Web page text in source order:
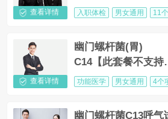
查看详情 入职体检 男女通用 11
查看详情
幽门螺杆菌(胃)
C14【此套餐不支持
独预约】
功能医学 男女通用 4个
幽门螺杆菌C13呼气